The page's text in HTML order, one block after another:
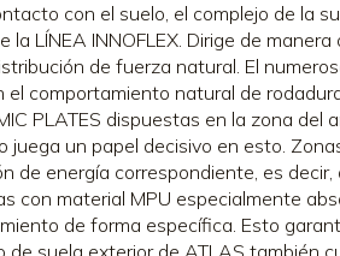
con el suelo, el complejo de la
la LÍNEA INNOFLEX. Dirige de
de fuerza natural. El
el comportamiento natural de
PLATES dispuestas en la zona
juega un papel decisivo en esto.
de energía correspondiente, es
con material MPU especialmente
de forma específica. Esto
de suela exterior de ATLAS también